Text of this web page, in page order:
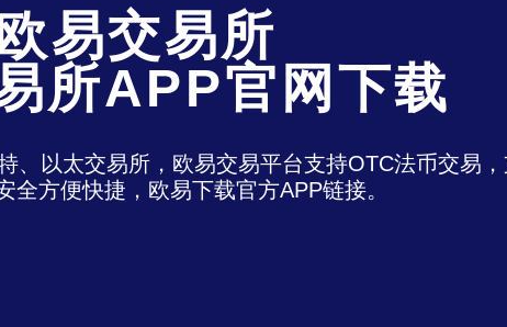
欧易交易所
所APP官网下载
、以太交易所，欧易交易平台支持OTC法币交易
全方便快捷，欧易下载官方APP链接。